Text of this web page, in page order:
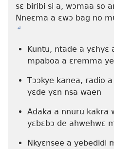
sɛ biribi si a, wɔmaa so
Nneɛma a ɛwɔ bag no
b
Kuntu, ntade a yɛhyɛ
mpaboa a ɛremma
Tɔɔkye kanea, radio
yɛde yɛn nsa waen
Adaka a nnuru kakra
yɛbɛbɔ de ahwehwɛ
Nkyɛnsee a yebedidi